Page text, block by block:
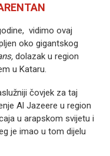
vidimo ovaj
oko gigantskog
dolazak u region
u Kataru.
čovjek za taj
Al Jazeere u region
u arapskom svijetu i
je imao u tom dijelu